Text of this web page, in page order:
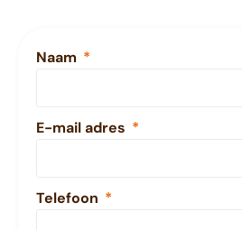
Naam
E-mail adres
Telefoon